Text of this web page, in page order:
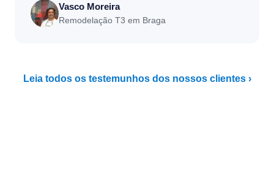
Vasco Moreira
Remodelação T3 em Braga
Leia todos os testemunhos dos nossos clientes ›